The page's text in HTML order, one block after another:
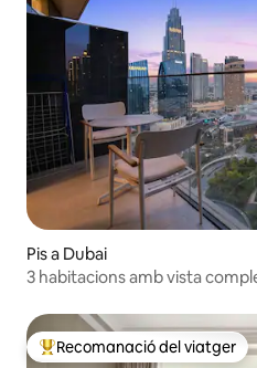
Pis a Dubai
3 habitacions amb vista
Principals recomanacions
Recomanació del viatger